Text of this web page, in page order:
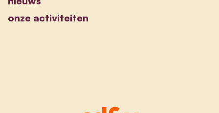
onze activiteiten